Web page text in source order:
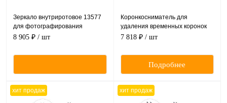
Зеркало внутриротовое 13577
для фотографирования
расширенной окклюзионной
8 905 ₽ / шт
Коронкосниматель для
удаления временных коронок
7 818 ₽ / шт
Подробнее
хит продаж хит продаж